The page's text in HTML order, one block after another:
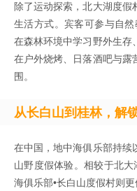
除了运动探索，北大湖度假
生活方式。宾客可参与自然
在森林环境中学习野外生存
在户外烧烤、日落酒吧与露
围。
从长白山到桂林，解
在中国，地中海俱乐部持续
山野度假体验。相较于北
海俱乐部•长白山度假村则